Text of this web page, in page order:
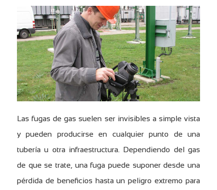
Las fugas de gas suelen ser invisibles a simple vista
y pueden producirse en cualquier punto de una
tubería u otra infraestructura. Dependiendo del gas
de que se trate, una fuga puede suponer desde una
pérdida de beneficios hasta un peligro extremo para